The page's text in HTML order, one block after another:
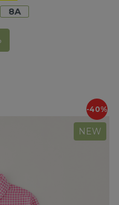
8A
-40%
NEW